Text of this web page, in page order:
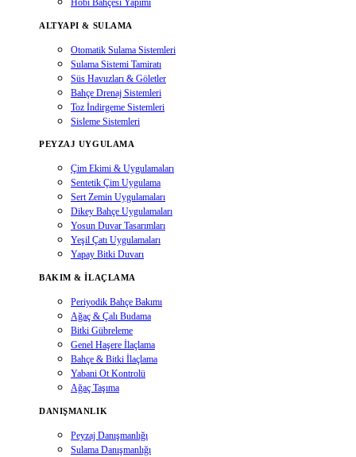
ALTYAPI & SULAMA
Otomatik Sulama Sistemleri
Sulama Sistemi Tamiratı
Süs Havuzları & Göletler
Bahçe Drenaj Sistemleri
Toz İndirgeme Sistemleri
Sisleme Sistemleri
PEYZAJ UYGULAMA
Çim Ekimi & Uygulamaları
Sentetik Çim Uygulama
Sert Zemin Uygulamaları
Dikey Bahçe Uygulamaları
Yosun Duvar Tasarımları
Yeşil Çatı Uygulamaları
Yapay Bitki Duvarı
BAKIM & İLAÇLAMA
Periyodik Bahçe Bakımı
Ağaç & Çalı Budama
Bitki Gübreleme
Genel Haşere İlaçlama
Bahçe & Bitki İlaçlama
Yabani Ot Kontrolü
Ağaç Taşıma
DANIŞMANLIK
Peyzaj Danışmanlığı
Sulama Danışmanlığı